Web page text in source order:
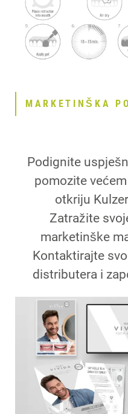
MARKETINŠKA
Podignite
pomozite
otkriju
Zatražite
marketinške
Kontaktirajte
distributera i